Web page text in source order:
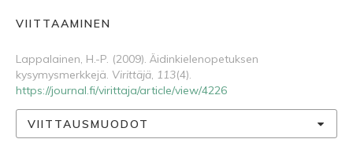
VIITTAAMINEN
Lappalainen, H.-P. (2009). Äidinkielenopetuksen
kysymysmerkkejä. Virittäjä, 113(4).
https://journal.fi/virittaja/article/view/4226
VIITTAUSMUODOT